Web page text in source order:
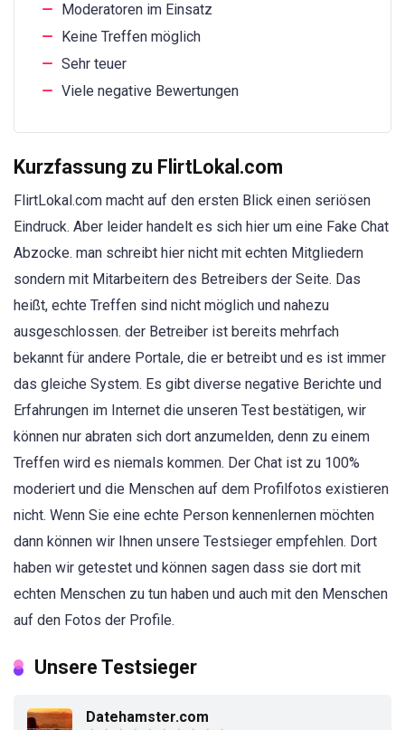
Moderatoren im Einsatz
Keine Treffen möglich
Sehr teuer
Viele negative Bewertungen
Kurzfassung zu FlirtLokal.com
FlirtLokal.com macht auf den ersten Blick einen seriösen
Eindruck. Aber leider handelt es sich hier um eine Fake Chat
Abzocke. man schreibt hier nicht mit echten Mitgliedern
sondern mit Mitarbeitern des Betreibers der Seite. Das
heißt, echte Treffen sind nicht möglich und nahezu
ausgeschlossen. der Betreiber ist bereits mehrfach
bekannt für andere Portale, die er betreibt und es ist immer
das gleiche System. Es gibt diverse negative Berichte und
Erfahrungen im Internet die unseren Test bestätigen, wir
können nur abraten sich dort anzumelden, denn zu einem
Treffen wird es niemals kommen. Der Chat ist zu 100%
moderiert und die Menschen auf dem Profilfotos existieren
nicht. Wenn Sie eine echte Person kennenlernen möchten
dann können wir Ihnen unsere Testsieger empfehlen. Dort
haben wir getestet und können sagen dass sie dort mit
echten Menschen zu tun haben und auch mit den Menschen
auf den Fotos der Profile.
Unsere Testsieger
Datehamster.com